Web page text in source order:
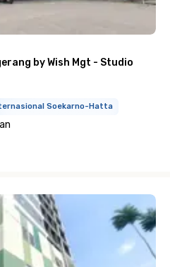
by Wish Mgt - Studio
Soekarno-Hatta